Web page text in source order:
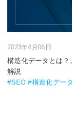
2023年4月06日
構造化データとは
解説
#SEO #構造化データ